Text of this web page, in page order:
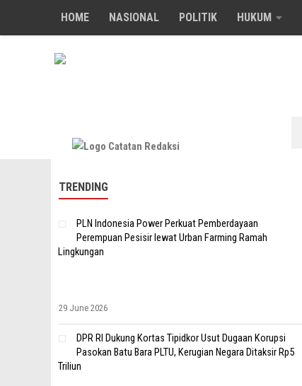
Skip to content
HOME NASIONAL POLITIK HUKUM
TRENDING
PLN Indonesia Power Perkuat Pemberdayaan
Perempuan Pesisir lewat Urban Farming Ramah
Lingkungan
29 June 2026
DPR RI Dukung Kortas Tipidkor Usut Dugaan Korupsi
Pasokan Batu Bara PLTU, Kerugian Negara Ditaksir Rp5
Triliun